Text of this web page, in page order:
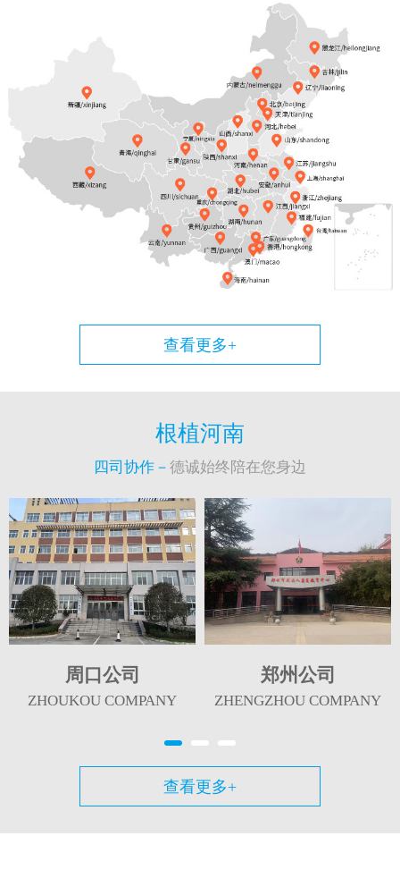
查看更多+
根植河南
四司协作－ 德诚始终陪在您身边
周口公司
ZHOUKOU COMPANY
郑州公司
ZHENGZHOU COMPANY
查看更多+